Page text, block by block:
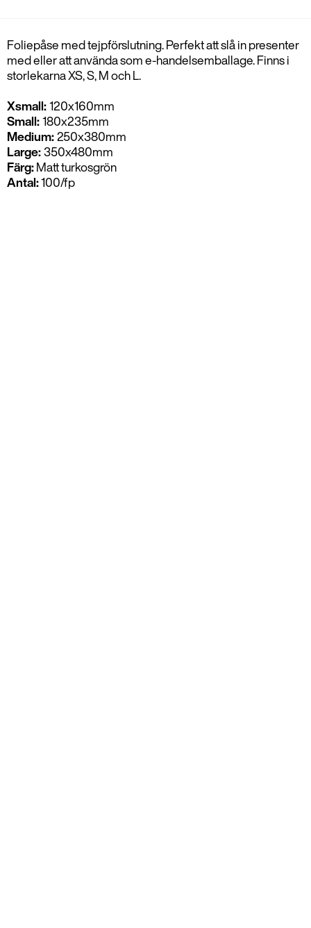
Foliepåse med tejpförslutning. Perfekt att slå in presenter
med eller att använda som e-handelsemballage. Finns i
storlekarna XS, S, M och L.
Xsmall:120x160mm
Small:180x235mm
Medium:250x380mm
Large:350x480mm
Färg:Matt turkosgrön
Antal:100/fp